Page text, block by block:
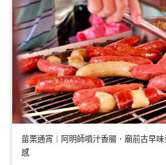
苗栗通宵︱阿明師噴汁香腸．廟前古早
感